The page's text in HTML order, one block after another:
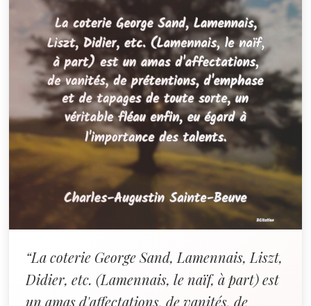
“La coterie George Sand, Lamennais, Liszt,
Didier, etc. (Lamennais, le naïf, à part) est
un amas d'affectations, de vanités, de